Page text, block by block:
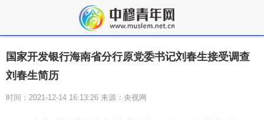
国家开发银行海南省分行原党委书记刘春生接受调查
刘春生简历
时间：2021-12-14 16:13:26 来源：央视网